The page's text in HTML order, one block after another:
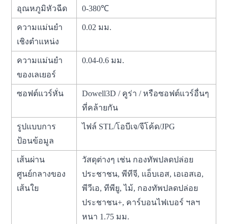
อุณหภูมิหัวฉีด 0-380℃
ความแม่นยำ
เชิงตำแหน่ง
0.02 มม.
ความแม่นยำ
ของเลเยอร์
0.04-0.6 มม.
ซอฟต์แวร์หั่น
Dowell3D / คูร่า / หรือซอฟต์แวร์อื่นๆ
ที่คล้ายกัน
รูปแบบการ
ป้อนข้อมูล
ไฟล์ STL/โอบีเจ/จีโค้ด/JPG
เส้นผ่าน
ศูนย์กลางของ
เส้นใย
วัสดุต่างๆ เช่น กองทัพปลดปล่อย
ประชาชน, พีทีจี, แอ็บเอส, เอเอสเอ,
พีวีเอ, ทีพียู, ไม้, กองทัพปลดปล่อย
ประชาชน+, คาร์บอนไฟเบอร์ ฯลฯ
หนา 1.75 มม.